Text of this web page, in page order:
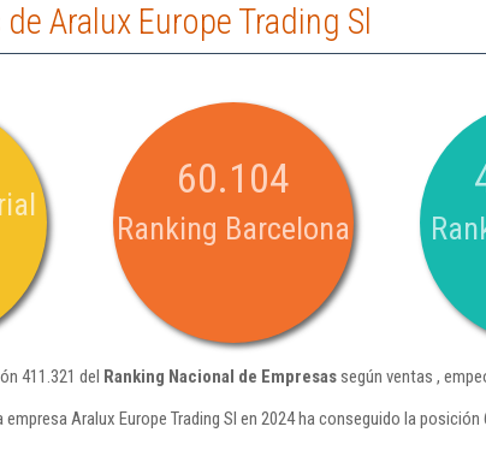
Aralux Europe Trading Sl
60.104
Ranking Barcelona
411.321 del Ranking Nacional de Empresassegún ventas ,
empresa Aralux Europe Trading Sl en 2024 ha conseguido la